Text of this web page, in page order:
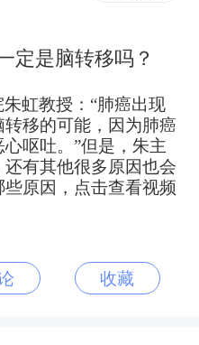
定是脑转移吗？
虹教授：“肺癌出现
移的可能，因为肺癌
呕吐。”但是，朱主
有其他很多原因也会
原因，点击查看视频
收藏